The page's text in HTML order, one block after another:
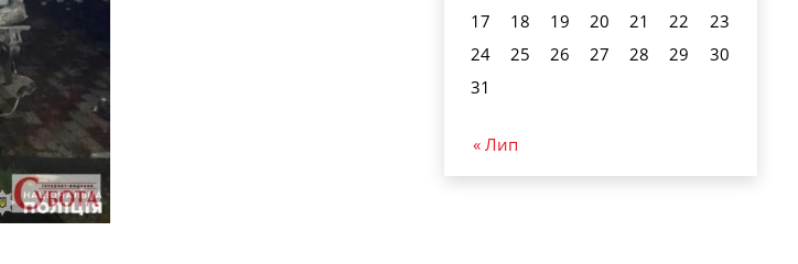
17
18 19 20 21 22
23
24
25 26 27 28 29
30
31
« Лип